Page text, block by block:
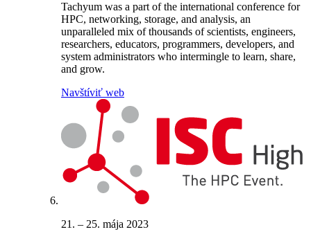
Tachyum was a part of the international conference for
HPC, networking, storage, and analysis, an
unparalleled mix of thousands of scientists, engineers,
researchers, educators, programmers, developers, and
system administrators who intermingle to learn, share,
and grow.
Navštíviť web
21. – 25. mája 2023